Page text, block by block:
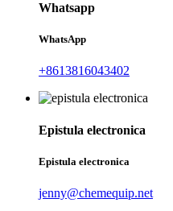
Whatsapp
WhatsApp
+8613816043402
Epistula electronica
Epistula electronica
jenny@chemequip.net